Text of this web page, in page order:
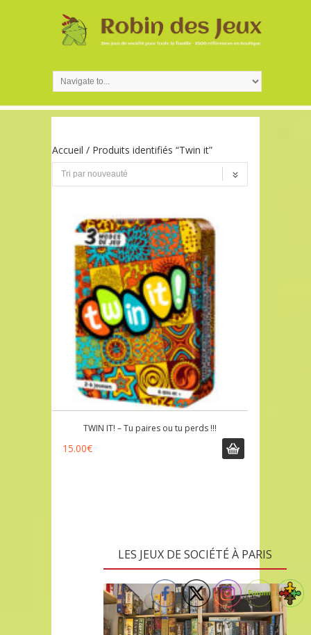
Accueil / Produits identifiés “Twin it”
TWIN IT! – Tu paires ou tu perds !!!
15.00€
LES JEUX DE SOCIÉTÉ À PARIS